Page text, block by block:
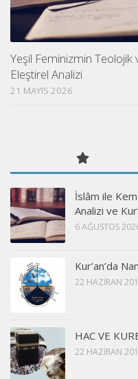
Yeşil Feminizmin Teolojik
Eleştirel Analizi
21 MAYIS 2026
İslâm ile
Analizi ve
6 AĞUSTOS
Kur’an’da
22 HAZIRAN
HAC VE
22 HAZIRAN